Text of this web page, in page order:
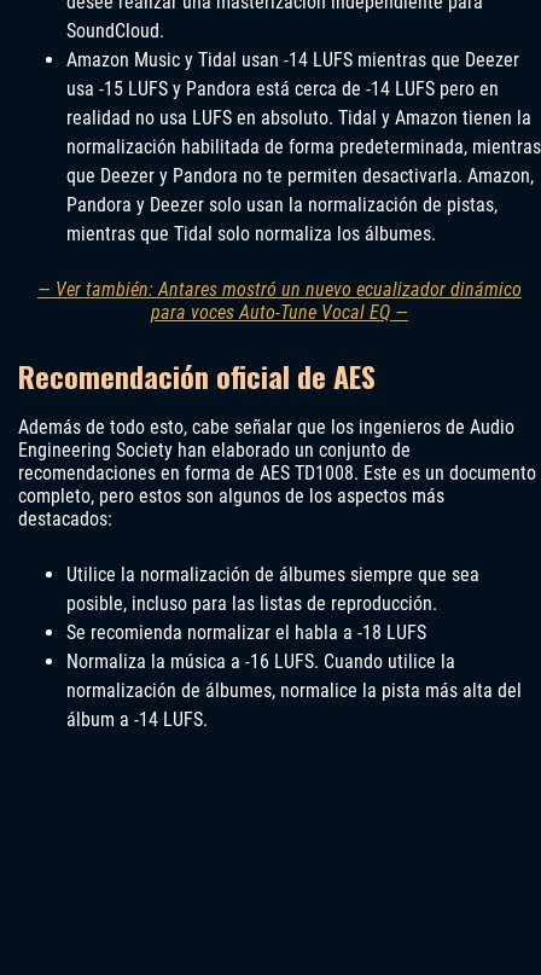
SoundCloud.
Amazon Music y Tidal usan -14 LUFS mientras que Deezer
usa -15 LUFS y Pandora está cerca de -14 LUFS pero en
realidad no usa LUFS en absoluto. Tidal y Amazon tienen la
normalización habilitada de forma predeterminada, mientras
que Deezer y Pandora no te permiten desactivarla. Amazon,
Pandora y Deezer solo usan la normalización de pistas,
mientras que Tidal solo normaliza los álbumes.
— Ver también: Antares mostró un nuevo ecualizador dinámico
para voces Auto-Tune Vocal EQ —
Recomendación oficial de AES
Además de todo esto, cabe señalar que los ingenieros de Audio
Engineering Society han elaborado un conjunto de
recomendaciones en forma de AES TD1008. Este es un documento
completo, pero estos son algunos de los aspectos más
destacados:
Utilice la normalización de álbumes siempre que sea
posible, incluso para las listas de reproducción.
Se recomienda normalizar el habla a -18 LUFS
Normaliza la música a -16 LUFS. Cuando utilice la
normalización de álbumes, normalice la pista más alta del
álbum a -14 LUFS.